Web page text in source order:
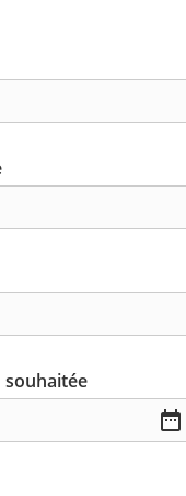
souhaitée